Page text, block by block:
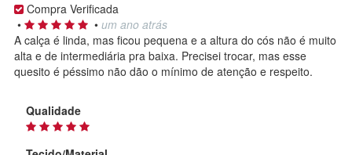
Compra Verificada
•
• um ano atrás
A calça é linda, mas ficou pequena e a altura do cós não é muito
alta e de intermediária pra baixa. Precisei trocar, mas esse
quesito é péssimo não dão o mínimo de atenção e respeito.
Qualidade